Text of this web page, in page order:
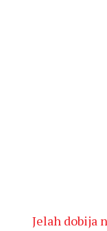
Jelah dobija